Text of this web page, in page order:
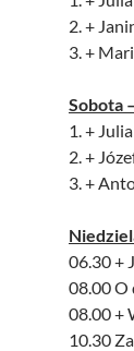
2. +
3. +
Sobota
1. +
2. +
3. +
06.30 +
08.00 O
08.00 +
10.30